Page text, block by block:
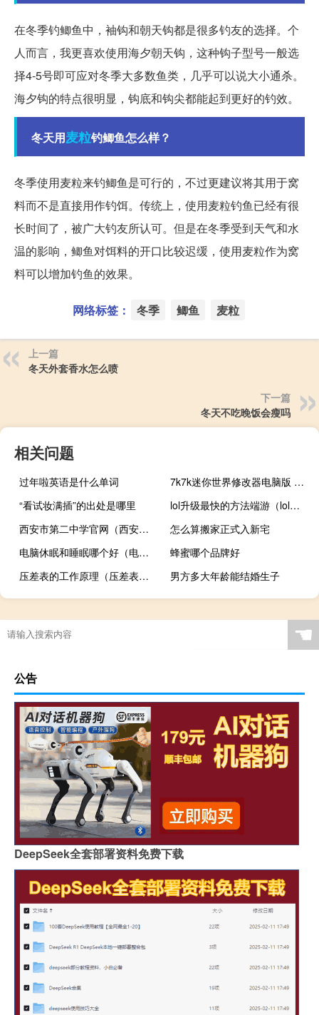
在冬季钓鲫鱼中，袖钩和朝天钩都是很多钓友的选择。个
人而言，我更喜欢使用海夕朝天钩，这种钩子型号一般选
择4-5号即可应对冬季大多数鱼类，几乎可以说大小通杀。
海夕钩的特点很明显，钩底和钩尖都能起到更好的钓效。
冬天用麦粒钓鲫鱼怎么样？
冬季使用麦粒来钓鲫鱼是可行的，不过更建议将其用于窝
料而不是直接用作钓饵。传统上，使用麦粒钓鱼已经有很
长时间了，被广大钓友所认可。但是在冬季受到天气和水
温的影响，鲫鱼对饵料的开口比较迟缓，使用麦粒作为窝
料可以增加钓鱼的效果。
网络标签： 冬季 鲫鱼 麦粒
上一篇
冬天外套香水怎么喷
下一篇
冬天不吃晚饭会瘦吗
相关问题
过年啦英语是什么单词
7k7k迷你世界修改器电脑版 V2020 绿色免费版（7k7k迷你世界修改器电脑版 V2020 绿色免费版功能简介）
“看试妆满插”的出处是哪里
lol升级最快的方法端游（lol升级最快的方法）
西安市第二中学官网（西安市第二中学）
怎么算搬家正式入新宅
电脑休眠和睡眠哪个好（电脑休眠和睡眠的区别）
蜂蜜哪个品牌好
压差表的工作原理（压差表的工作原理和作用）
男方多大年龄能结婚生子
☚
公告
DeepSeek全套部署资料免费下载